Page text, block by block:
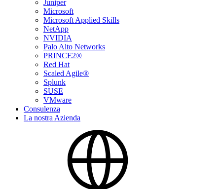
Juniper
Microsoft
Microsoft Applied Skills
NetApp
NVIDIA
Palo Alto Networks
PRINCE2®
Red Hat
Scaled Agile®
Splunk
SUSE
VMware
Consulenza
La nostra Azienda